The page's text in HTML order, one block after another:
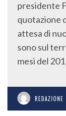
presidente
quotazione
attesa di
sono sul
mesi del
REDAZIONE